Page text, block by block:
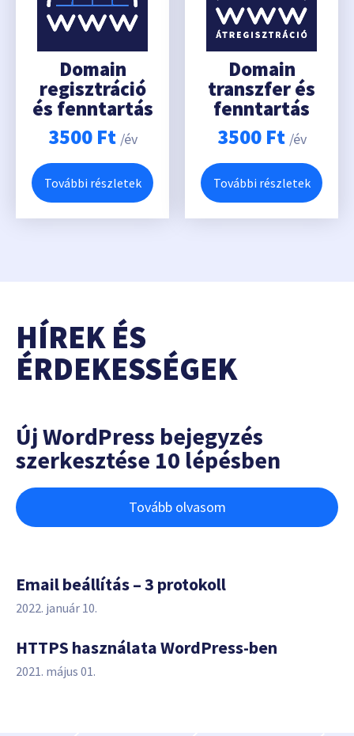
Domain
regisztráció
és fenntartás
3500 Ft /év
További részletek
Domain
transzfer és
fenntartás
3500 Ft /év
További részletek
HÍREK ÉS
ÉRDEKESSÉGEK
Új WordPress bejegyzés
szerkesztése 10 lépésben
Tovább olvasom
Email beállítás – 3 protokoll
2022. január 10.
HTTPS használata WordPress-ben
2021. május 01.